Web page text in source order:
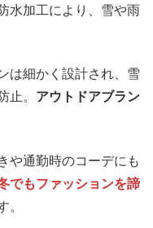
水加工により、雪や雨
は細かく設計され、雪
止。 アウトドアブラン
や通勤時のコーデにも
でもファッションを諦
。